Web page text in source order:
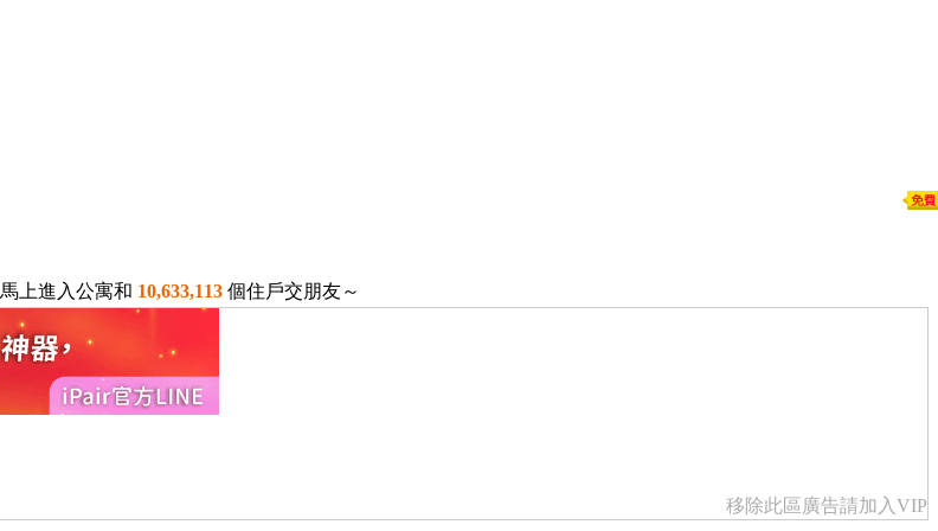
馬上進入公寓和 10,633,113 個住戶交朋友～
移除此區廣告請加入VIP